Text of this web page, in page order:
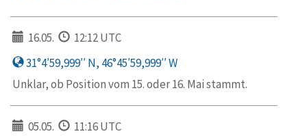
16.05.
12:12 UTC
31°4′59,999′′ N, 46°45′59,999′′ W
Unklar, ob Position vom 15. oder 16. Mai stammt.
05.05. 11:16 UTC